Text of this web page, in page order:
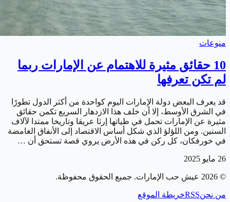
منوعات
10 حقائق مثيرة للاهتمام عن الإمارات ربما
لم تكن تعرفها
قد يعرف البعض دولة الإمارات اليوم كواحدة من أكثر الدول تطورًا
في الشرق الأوسط، إلا أن خلف هذا الازدهار السريع تكمن حقائق
مثيرة عن الإمارات تحمل في طياتها إرثا عريقا وتاريخا ممتدا لآلاف
السنين. ومن اللؤلؤ الذي شكل أساس الاقتصاد إلى الأنفاق الغامضة
في خورفكان، كل ركن في هذه الأرض يروي قصة تستحق أن …
26 مايو 2025
©
2026 عيش حب الإمارات. جميع الحقوق محفوظة.
من نحنRSSخريطة الموقع